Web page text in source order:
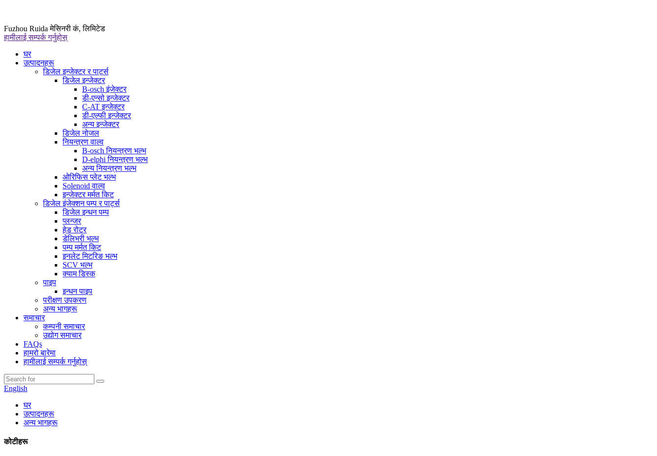
Fuzhou Ruida मेसिनरी कं, लिमिटेड
हामीलाई सम्पर्क गर्नुहोस्
घर
उत्पादनहरू
डिजेल इन्जेक्टर र पार्ट्स
डिजेल इन्जेक्टर
B-osch इंजेक्टर
डी-एन्सो इन्जेक्टर
C-AT इन्जेक्टर
डी-एल्फी इन्जेक्टर
अन्य इन्जेक्टर
डिजेल नोजल
नियन्त्रण वाल्व
B-osch नियन्त्रण भल्भ
D-elphi नियन्त्रण भल्भ
अन्य नियन्त्रण भल्भ
ओरिफिस प्लेट भल्भ
Solenoid वाल्व
इन्जेक्टर मर्मत किट
डिजेल इंजेक्शन पम्प र पार्ट्स
डिजेल इन्धन पम्प
प्लन्जर
हेड रोटर
डेलिभरी भल्भ
पम्प मर्मत किट
इनलेट मिटरिङ भल्भ
SCV भल्भ
क्याम डिस्क
पाइप
इन्धन पाइप
परीक्षण उपकरण
अन्य भागहरू
समाचार
कम्पनी समाचार
उद्योग समाचार
FAQs
हाम्रो बारेमा
हामीलाई सम्पर्क गर्नुहोस्
English
घर
उत्पादनहरू
अन्य भागहरू
कोटीहरू